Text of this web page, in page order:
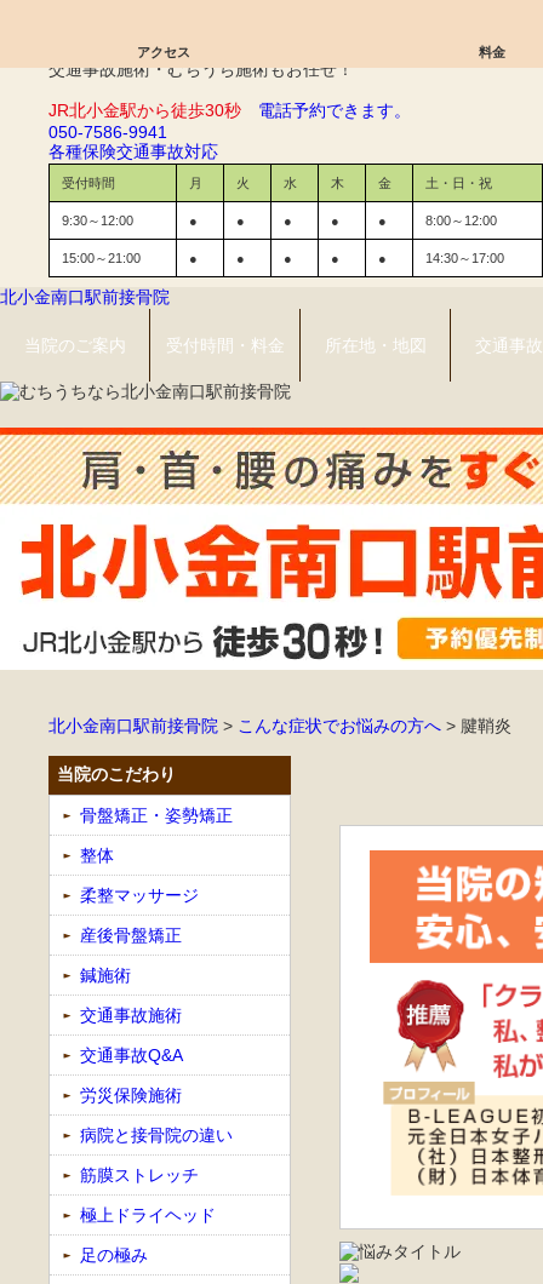
腱鞘炎｜北小金南口駅前接骨院
交通事故施術・むちうち施術もお任せ！
JR北小金駅から徒歩30秒 電話予約できます。
050-7586-9941
各種保険交通事故対応
受付時間 月 火 水 木 金 土・日・祝
9:30～12:00 ● ● ● ● ● 8:00～12:00
15:00～21:00 ● ● ● ● ● 14:30～17:00
アクセス 料金
北小金南口駅前接骨院
当院のご案内 受付時間・料金 所在地・地図 交通事
北小金南口駅前接骨院 > こんな症状でお悩みの方へ > 腱鞘炎
当院のこだわり
骨盤矯正・姿勢矯正
整体
柔整マッサージ
産後骨盤矯正
鍼施術
交通事故施術
交通事故Q&A
労災保険施術
病院と接骨院の違い
筋膜ストレッチ
極上ドライヘッド
足の極み